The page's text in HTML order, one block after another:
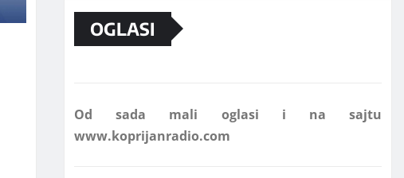
OGLASI
Marketing telefon 062 463 002